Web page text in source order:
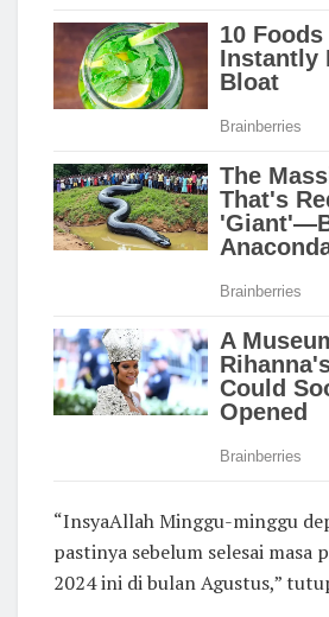
“InsyaAllah Minggu-minggu
pastinya sebelum selesai masa
2024 ini di bulan Agustus,”